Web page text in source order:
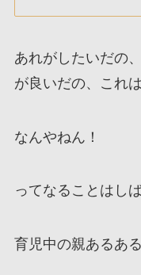
あれがしたいだの
が良いだの、これ
なんやねん！
ってなることはしば
育児中の親あるある